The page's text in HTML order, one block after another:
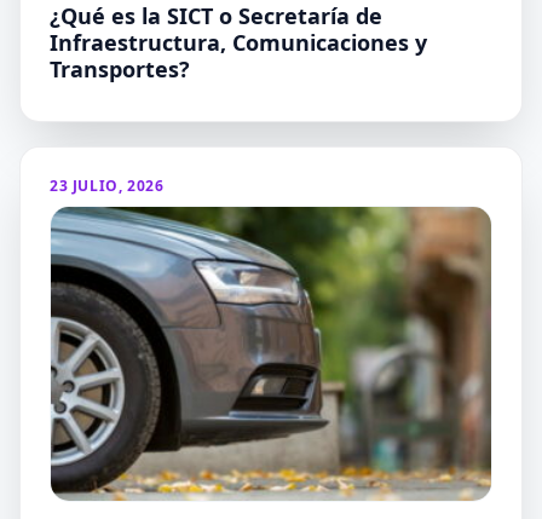
¿Qué es la SICT o Secretaría de
Infraestructura, Comunicaciones y
Transportes?
23 JULIO, 2026